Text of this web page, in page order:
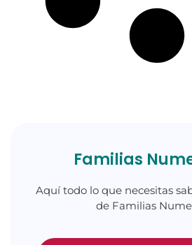
Familias
Aquí todo lo que necesitas
de Familias